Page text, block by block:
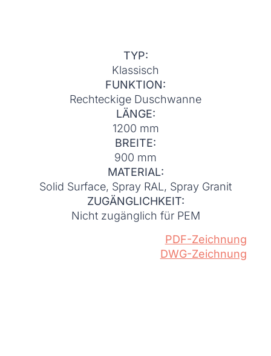
TYP:
Klassisch
FUNKTION:
Rechteckige Duschwanne
LÄNGE:
1200 mm
BREITE:
900 mm
MATERIAL:
Solid Surface, Spray RAL, Spray Granit
ZUGÄNGLICHKEIT:
Nicht zugänglich für PEM
PDF-Zeichnung
DWG-Zeichnung